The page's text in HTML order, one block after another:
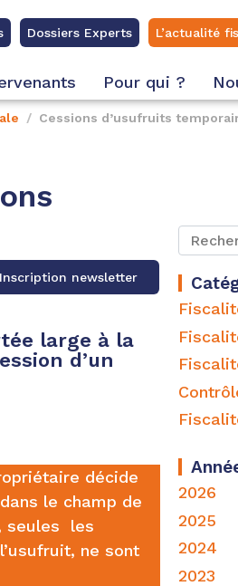
Dossiers Experts L’actualité
Pour qui ?
Cessions d’usufruits
Inscription newsletter
large à la
d’un
décide
le champ de
seules les
ne sont
2026
2025
2024
2023